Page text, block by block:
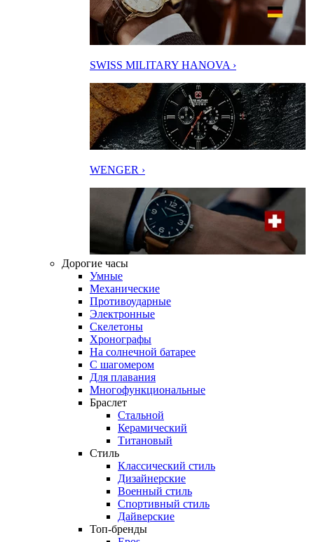
SWISS MILITARY HANOVA ›
WENGER ›
Дорогие часы
Умные
Механические
Противоударные
Электронные
Скелетоны
Хронографы
На солнечной батарее
С шагомером
Для плавания
Многофункциональные
Браслет
Стальной
Керамический
Титановый
Стиль
Классический стиль
Дизайнерские
Военный стиль
Спортивный стиль
Дайверские
Топ-бренды